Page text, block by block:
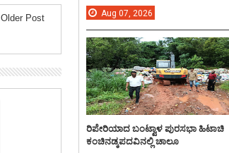
Older Post Aug 07, 2026
ರಿಪೇರಿಯಾದ ಬಂಟ್ವಾಳ ಪುರಸಭಾ ಹಿಟಾಚಿ
ಕಂಚಿನಡ್ಕಪದವಿನಲ್ಲಿ ಚಾಲೂ